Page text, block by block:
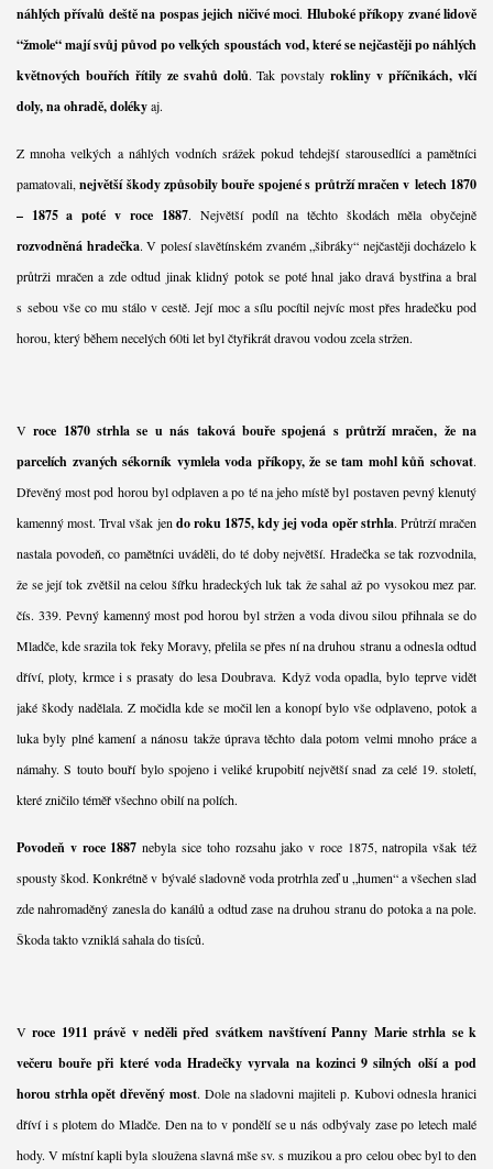
náhlých přívalů deště na pospas jejich ničivé moci. Hluboké příkopy zvané lidově
“žmole“ mají svůj původ po velkých spoustách vod, které se nejčastěji po náhlých
květnových bouřích řítily ze svahů dolů. Tak povstalyrokliny v příčnikách, vlčí
doly, na ohradě, dolékyaj.
Z mnoha velkých a náhlých vodních srážek pokud tehdejší starousedlíci a pamětníci
pamatovali,největší škody způsobily bouře spojené s průtrží mračen v letech 1870
– 1875 a poté v roce 1887. Největší podíl na těchto škodách měla obyčejně
rozvodněná hradečka. V polesí slavětínském zvaném „šibráky“ nejčastěji docházelo k
průtrži mračen a zde odtud jinak klidný potok se poté hnal jako dravá bystřina a bral
s sebou vše co mu stálo v cestě. Její moc a sílu pocítil nejvíc most přes hradečku pod
horou, který během necelých 60ti let byl čtyřikrát dravou vodou zcela stržen.
Vroce 1870 strhla se u nás taková bouře spojená s průtrží mračen, že na
parcelích zvaných sékorník vymlela voda příkopy, že se tam mohl kůň schovat.
Dřevěný most pod horou byl odplaven a po té na jeho místě byl postaven pevný klenutý
kamenný most. Trval však jen do roku 1875, kdy jej voda opěr strhla. Průtrží mračen
nastala povodeň, co pamětníci uváděli, do té doby největší. Hradečka se tak rozvodnila,
že se její tok zvětšil na celou šířku hradeckých luk tak že sahal až po vysokou mez par.
čís. 339. Pevný kamenný most pod horou byl stržen a voda divou silou přihnala se do
Mladče, kde srazila tok řeky Moravy, přelila se přes ní na druhou stranu a odnesla odtud
dříví, ploty, krmce i s prasaty do lesa Doubrava. Když voda opadla, bylo teprve vidět
jaké škody nadělala. Z močidla kde se močil len a konopí bylo vše odplaveno, potok a
luka byly plné kamení a nánosu takže úprava těchto dala potom velmi mnoho práce a
námahy. S touto bouří bylo spojeno i veliké krupobití největší snad za celé 19. století,
které zničilo téměř všechno obilí na polích.
Povodeň v roce 1887 nebyla sice toho rozsahu jako v roce 1875, natropila však též
spousty škod. Konkrétně v bývalé sladovně voda protrhla zeď u „humen“ a všechen slad
zde nahromaděný zanesla do kanálů a odtud zase na druhou stranu do potoka a na pole.
Škoda takto vzniklá sahala do tisíců.
Vroce 1911 právě v neděli před svátkem navštívení Panny Marie strhla se k
večeru bouře při které voda Hradečky vyrvala na kozinci 9 silných olší a pod
horou strhla opět dřevěný most. Dole na sladovni majiteli p. Kubovi odnesla hranici
dříví i s plotem do Mladče. Den na to v pondělí se u nás odbývaly zase po letech malé
hody. V místní kapli byla sloužena slavná mše sv. s muzikou a pro celou obec byl to den